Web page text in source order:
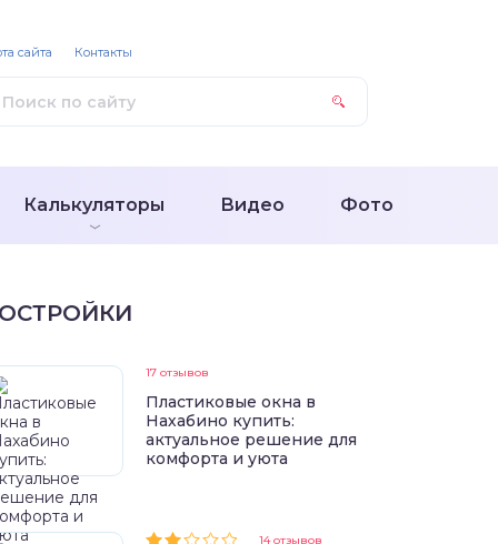
Калькуляторы Видео Фото
сайта Контакты
17 отзывов
Пластиковые окна в
Нахабино купить:
актуальное решение для
комфорта и уюта
14 отзывов